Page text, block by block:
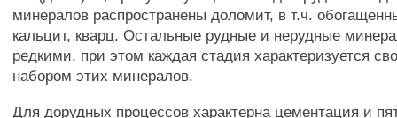
минералов распространены доломит, в т.ч.
кальцит, кварц. Остальные рудные и нерудные
редкими, при этом каждая стадия характеризуется
набором этих минералов.
Для дорудных процессов характерна цементация и